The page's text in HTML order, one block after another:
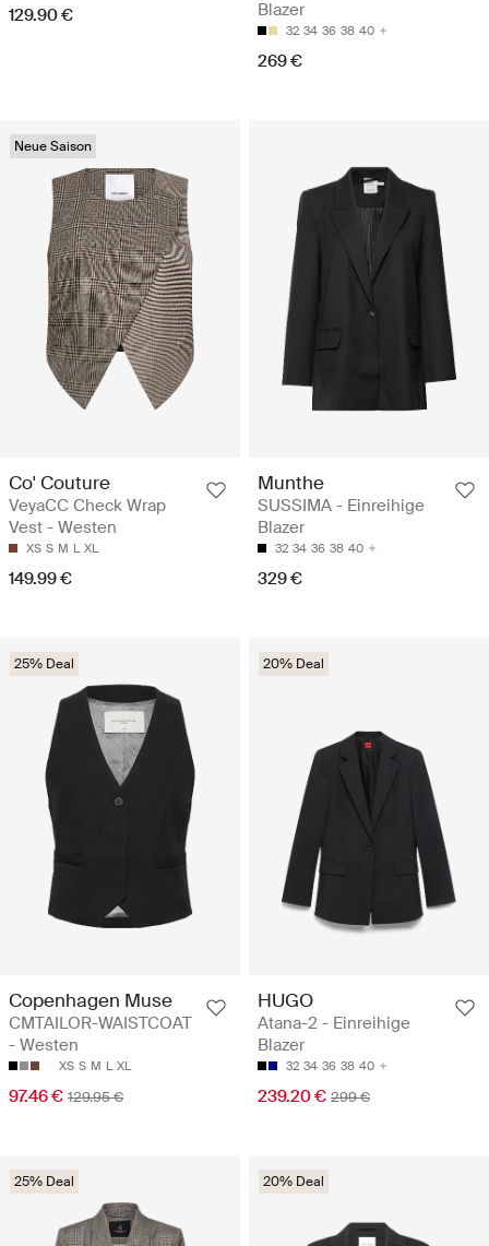
129.90 €
Blazer
32 34 36 38 40
269 €
Neue Saison
Co' Couture
VeyaCC Check Wrap
Vest - Westen
XS S M L XL
149.99 €
Munthe
SUSSIMA - Einreihige
Blazer
32 34 36 38 40
329 €
25% Deal
Copenhagen Muse
CMTAILOR-WAISTCOAT
- Westen
XS S M L XL
97.46 € 129.95 €
20% Deal
HUGO
Atana-2 - Einreihige
Blazer
32 34 36 38 40
239.20 € 299 €
25% Deal 20% Deal